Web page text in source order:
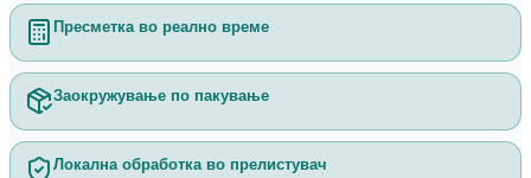
Пресметка во реално време
Заокружување по пакување
Локална обработка во прелистувач